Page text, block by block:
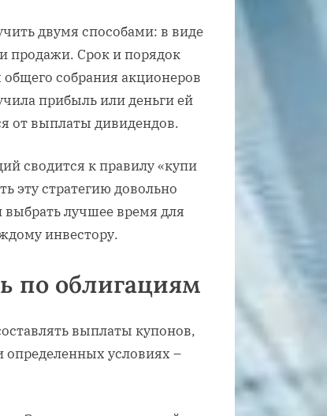
двумя способами: в виде
продажи. Срок и порядок
собрания акционеров
прибыль или деньги ей
от выплаты дивидендов.
сводится к правилу «купи
эту стратегию довольно
выбрать лучшее время для
инвестору.
по облигациям
выплаты купонов,
определенных условиях –